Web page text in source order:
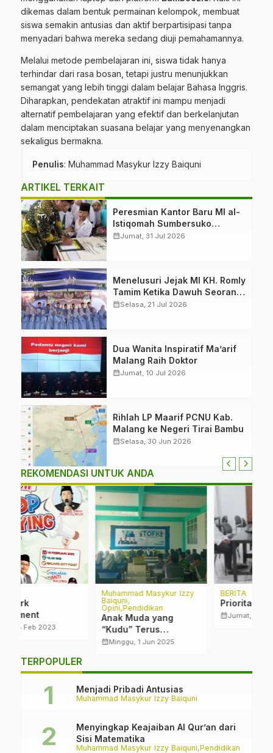
dikemas dalam bentuk permainan kelompok, membuat
siswa semakin antusias dan aktif berpartisipasi tanpa
menyadari bahwa mereka sedang diuji pemahamannya.
Melalui metode pembelajaran ini, siswa tidak hanya
terhindar dari rasa bosan, tetapi justru menunjukkan
semangat yang lebih tinggi dalam belajar Bahasa Inggris.
Diharapkan, pendekatan atraktif ini mampu menjadi
alternatif pembelajaran yang efektif dan berkelanjutan
dalam menciptakan suasana belajar yang menyenangkan
sekaligus bermakna.
Penulis: Muhammad Masykur Izzy Baiquni
ARTIKEL TERKAIT
Peresmian Kantor Baru MI al-
Istiqomah Sumbersuko
Tajinan. Ketua LP Ma’arif
calendar_monthJumat, 31 Jul 2026
Menelusuri Jejak MI KH. Romly
Tamim Ketika Dawuh Seorang
Kiai Menjelma Menjadi
calendar_monthSelasa, 21 Jul 2026
Dua Wanita Inspiratif Ma’arif
Malang Raih Doktor
calendar_monthJumat, 10 Jul 2026
Rihlah LP Maarif PCNU Kab.
Malang ke Negeri Tirai Bambu
calendar_monthSelasa, 30 Jun 2026
REKOMENDASI UNTUK ANDA
Muhammad Masykur Izzy
Baiquni
Opini
Anak Muda yang
“Kudu” Terus
BERITA
Prioritas Kepercayaan
calendar_monthJumat, 24 Nov 2023
TERPOPULER
Muhammad Masykur Izzy Baiquni
Menjadi Pribadi Antusias
Muhammad Masykur Izzy Baiquni Pendidikan
Menyingkap Keajaiban Al Qur’an dari
Sisi Matematika